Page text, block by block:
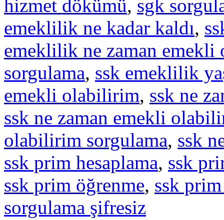
hizmet dökümü, sgk
emeklilik ne kadar kaldı,
emeklilik ne zaman
sorgulama, ssk emeklilik
emekli olabilirim, ssk ne
ssk ne zaman emekli
olabilirim sorgulama, ssk
ssk prim hesaplama, ssk
ssk prim öğrenme, ssk
sorgulama şifresiz